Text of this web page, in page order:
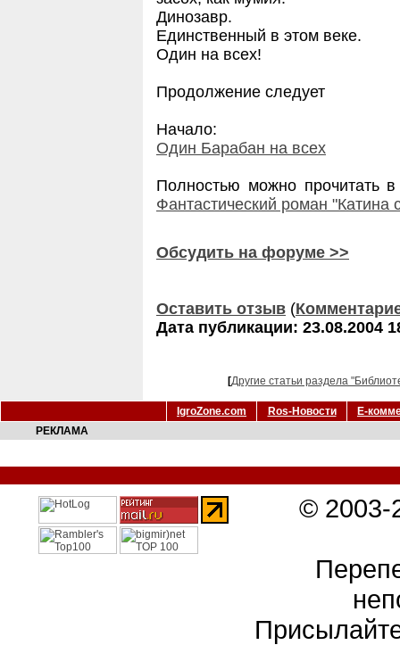
Динозавр.
Единственный в этом веке.
Один на всех!
Продолжение следует
Начало:
Один Барабан на всех
Полностью можно прочитать
Фантастический роман "Катина
Обсудить на форуме >>
Оставить отзыв (
Дата публикации: 23.08.2004
[Другие статьи раздела
IgroZone.com Ros-Новости
Е-
РЕКЛАМА
©